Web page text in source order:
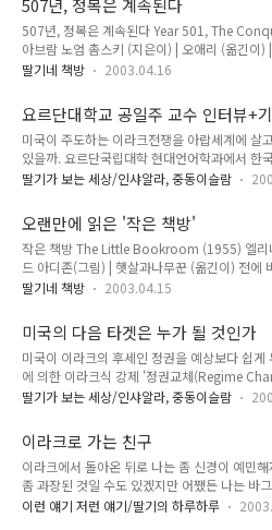
507년, 정복은 계속된다
507년, 정복은 계속된다 Year 501, The
아브람 노엄 촘스키 (지은이) | 오애리 (옮긴이
03-01 오래오래 붙들고 있다가 오늘에야 뗐다.
왜 붙여놨는지를 모르겠다. 다만 번역은 참으로
에 열받았던 생각을 하면-- 실은 이 책을 번역하
옆에 앉아계시다. 아주 좋아하는 선배인데, 오
다. "정말 대단하시네요. 저는 읽기조차 힘든
하셨나요." 현채가 이 책 읽고 번역 좋다고 칭찬
스로 끌려가면서 남긴 마지막 말을 암송한다. "
딸기네 책방 2003.04.16
요르단대학교 공일주 교수 인터뷰+
미국이 주도하는 이라크전쟁을 아랍세계에 살
있을까. 요르단국립대학 현대언어학과에서 한
·47)교수를 24일 만나 '아랍의 한국인'이 바라
을 가르치며 부인과 아들(17), 딸(13)과 함께
다"는 말로 입을 열었다."이라크 사람들이 죽어
지요. 체제변화는 필요하지만, 그곳 국민들이
해', '중동의 기독교와 이슬람' 등의 저서를 낸
역사와 문화에 대한 서방의 공격'으로 바라보면
딸기가 보는 세상/인샤알라, 중동이슬람
오랜만에 읽은 '작은 책방'
작은 책방 The Little Bookroom (1955) 엘리
드 아디존(그림) | 햇살과나무꾼 (옮긴이) 전에
리너 파전 얘기를 하다가, 생각난 김에 선배에게
락방 냄새가 나는 듯했던 그 서문의 감상은 그동
겨 봤지만 이상하게도 가장 기대했던 의 느낌이
섭섭했다. 물론 다시 읽어도, 줄거리만으로도
만. '우리말 다듬기 이오덕'이라고 쓰여 있는데,
다듬어서일까. 아이들용--당연한거지만--의 친
딸기네 책방 2003.04.15
미국의 다음 타겟은 누가 될 것인가
미국이 이라크의 후세인 정권을 예상보다 쉽
에 의한 이라크식 강제 '정권교체(Regime
안감이 확산되고 있다. 특히 조지 W 부시 미국
권교체 도미노에 대한 우려가 커지고 있다. 부
견을 갖고 "시리아는 화학 무기를 보유하고 있
고 있다"고 주장했다. 시리아를 상대로 군사행
는 않았지만 "기리아는 미국에 협력할 필요가
놨다. 럼즈펠드 장관도 이날 여러 언론을 만나 "
딸기가 보는 세상/인샤알라, 중동이슬람
이라크로 가는 친구
이라크에서 돌아온 뒤로 나는 좀 신경이 예민
좀 과장된 것일 수도 있겠지만 어쨌든 나는 바
도 마음도 지쳐서 돌아왔다. 작년에도 그랬지만
이런 얘기 저런 얘기/딸기의 하루하루